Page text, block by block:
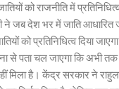
को राजनीति में
ने जब देश भर में जाति आधारित
को प्रतिनिधित्व दिया
से पता चल जाएगा कि अभी तक
मिला है। केंद्र सरकार ने